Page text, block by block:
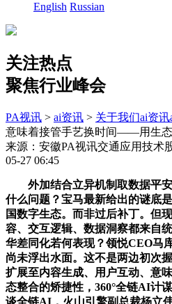
English Russian
关注热点
聚焦行业峰会
PA视讯 > ai资讯 > 关于我们ai资讯
意味着接管手艺换时间——用生
来源：安徽PA视讯交通应用技术
05-27 06:45
外加结合立异机制取数据平安
什么问题？宝马最新给出的谜底
国数字生态。而非过后补丁。但
容、交互逻辑、数据洞察都来自
华差同化若何表现？领悦CEO马
尚未浮出水面。这不是两边初
扩展至内容生成、用户互动、意
态整合的矫捷性，360°全链AI计
谈全链AI，火山引擎副总裁杨